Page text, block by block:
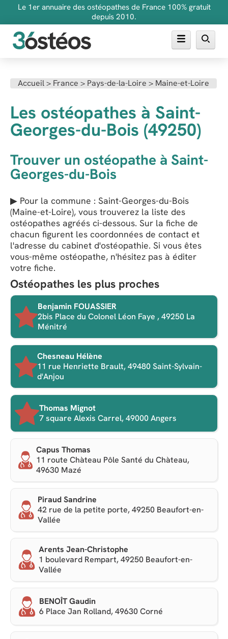
Le 1er annuaire des ostéopathes de France 100% gratuit
depuis 2010.
Inscrire son cabinet
Accueil> France > Pays-de-la-Loire > Maine-et-Loire
Les ostéopathes à Saint-
Georges-du-Bois (49250)
Trouver un ostéopathe à Saint-
Georges-du-Bois
▶ Pour la commune : Saint-Georges-du-Bois
(Maine-et-Loire), vous trouverez la liste des
ostéopathes agréés ci-dessous. Sur la fiche de
chacun figurent les coordonnées de contact et
l'adresse du cabinet d'ostéopathie. Si vous êtes
vous-même ostéopathe, n'hésitez pas à éditer
votre fiche.
Ostéopathes les plus proches
Benjamin FOUASSIER
2bis Place du Colonel Léon Faye , 49250 La
Ménitré
Chesneau Hélène
11 rue Henriette Brault, 49480 Saint-Sylvain-
d'Anjou
Thomas Mignot
7 square Alexis Carrel, 49000 Angers
Capus Thomas
11 route Chàteau Pôle Santé du Chàteau,
49630 Mazé
Piraud Sandrine
42 rue de la petite porte, 49250 Beaufort-en-
Vallée
Arents Jean-Christophe
1 boulevard Rempart, 49250 Beaufort-en-
Vallée
BENOÎT Gaudin
6 Place Jan Rolland, 49630 Corné